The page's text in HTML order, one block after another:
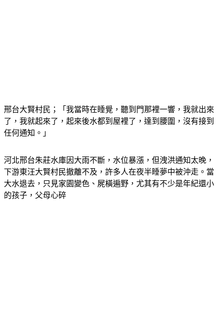
邢台大賢村民；「我當時在睡覺，聽到門那裡一響，我就出來
了，我就起來了，起來後水都到屋裡了，達到腰圍，沒有接到
任何通知。」
河北邢台朱莊水庫因大雨不斷，水位暴漲，但洩洪通知太晚，
下游東汪大賢村民撤離不及，許多人在夜半睡夢中被沖走。當
大水退去，只見家園變色、屍橫遍野，尤其有不少是年紀還小
的孩子，父母心碎